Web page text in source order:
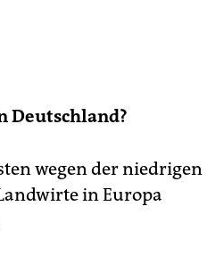
Deutschland?
wegen der niedrigen
in Europa